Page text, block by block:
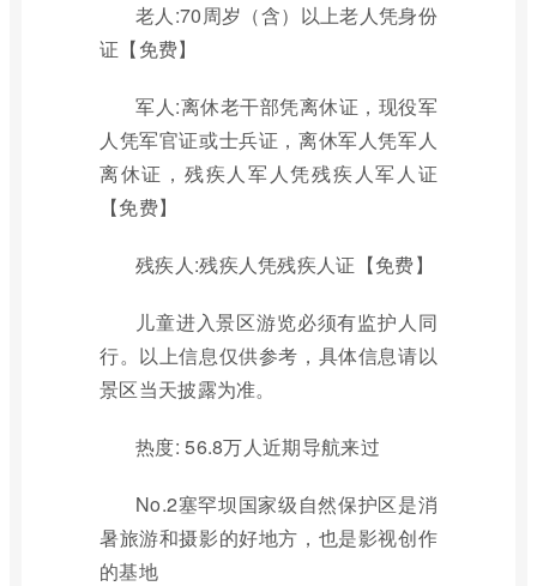
老人:70周岁（含）以上老人凭身份
证【免费】
军人:离休老干部凭离休证，现役军
人凭军官证或士兵证，离休军人凭军人
离休证，残疾人军人凭残疾人军人证
【免费】
残疾人:残疾人凭残疾人证【免费】
儿童进入景区游览必须有监护人同
行。以上信息仅供参考，具体信息请以
景区当天披露为准。
热度: 56.8万人近期导航来过
No.2塞罕坝国家级自然保护区是消
暑旅游和摄影的好地方，也是影视创作
的基地